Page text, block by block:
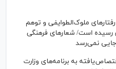
ملوک‌الطوایفی و توهم
رسیده است/ شعارهای فرهنگی
جایی نمی‌رسد
به برنامه‌های وزارت